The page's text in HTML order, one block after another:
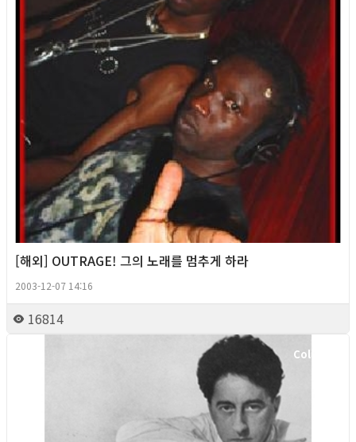
[해외] OUTRAGE! 그의 노래를 멈추게 하라
2003-12-07 14:16
16814
Column